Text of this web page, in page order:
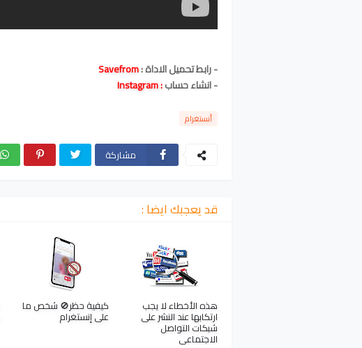
- رابط تحميل الاداة :Savefrom
-انشاء حساب:
Instagram
أنستغرام
مشاركة
قد يعجبك ايضا :
هذه الأخطاء لا يجب
ارتكابها عند النشر على
شبكات التواصل
الاجتماعي
كيفية حظر🚫 شخص ما
على إنستغرام